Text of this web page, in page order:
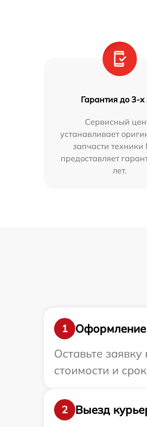
Гарантия до 3-х
Сервисный
устанавливает
запчасти техники
предоставляет
лет.
1
Оформление
Оставьте
стоимости и
2
Выезд